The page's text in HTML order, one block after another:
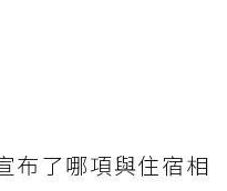
布了哪項與住宿相